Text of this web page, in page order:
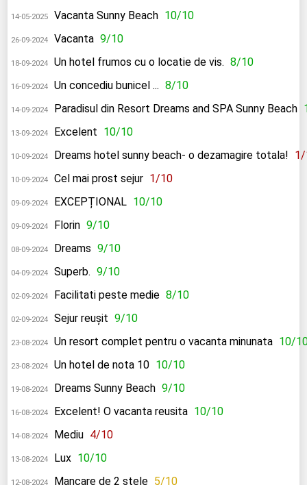
14-05-2025 Vacanta Sunny Beach 10/10
26-09-2024 Vacanta 9/10
18-09-2024 Un hotel frumos cu o locatie de vis. 8/10
16-09-2024 Un concediu bunicel ... 8/10
14-09-2024 Paradisul din Resort Dreams and SPA Sunny Beach
13-09-2024 Excelent 10/10
10-09-2024 Dreams hotel sunny beach- o dezamagire totala!
10-09-2024 Cel mai prost sejur 1/10
09-09-2024 EXCEPȚIONAL 10/10
09-09-2024 Florin 9/10
08-09-2024 Dreams 9/10
04-09-2024 Superb. 9/10
02-09-2024 Facilitati peste medie 8/10
02-09-2024 Sejur reușit 9/10
23-08-2024 Un resort complet pentru o vacanta minunata 10/
23-08-2024 Un hotel de nota 10 10/10
19-08-2024 Dreams Sunny Beach 9/10
16-08-2024 Excelent! O vacanta reusita 10/10
14-08-2024 Mediu 4/10
13-08-2024 Lux 10/10
12-08-2024 Mancare de 2 stele 5/10